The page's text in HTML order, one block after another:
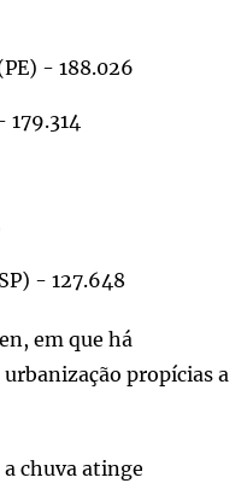
- 188.026
- 127.648
em que há
propícias a
chuva atinge